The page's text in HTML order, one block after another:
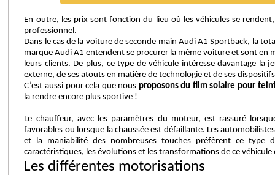
En outre, les prix sont fonction du lieu où les véhicules se
professionnel.
Dans le cas de la voiture de seconde main Audi A1 Sportback, la
marque Audi A1 entendent se procurer la même voiture et sont en
leurs clients. De plus, ce type de véhicule intéresse davantage la
externe, de ses atouts en matière de technologie et de ses
C’est aussi pour cela que nous proposons du film solaire pour
la rendre encore plus sportive !
Le chauffeur, avec les paramètres du moteur, est rassuré
favorables ou lorsque la chaussée est défaillante. Les
et la maniabilité des nombreuses touches préfèrent ce type
caractéristiques, les évolutions et les transformations de ce
Les différentes motorisations